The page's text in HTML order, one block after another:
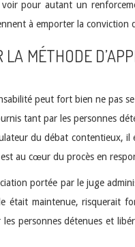
pour autant un
à emporter la conviction
MÉTHODE
peut fort bien ne pas
tant par les personnes
du débat contentieux, il
au cœur du procès en
portée par le juge
était maintenue, risquerait
personnes détenues et